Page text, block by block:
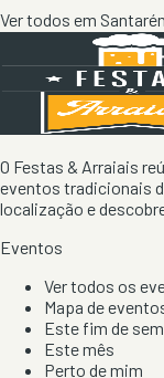
Ver todos em
O Festas & Arraiais
eventos tradicionais
localização e
Eventos
Ver todos os
Mapa de
Este fim de
Este mês
Perto de mim